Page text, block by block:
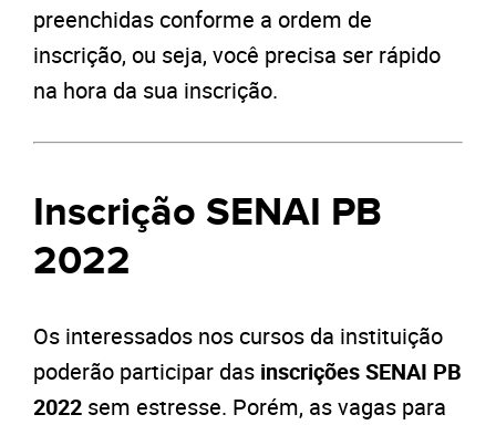
preenchidas conforme a ordem de
inscrição, ou seja, você precisa ser rápido
na hora da sua inscrição.
Inscrição SENAI PB
2022
Os interessados nos cursos da instituição
poderão participar das inscrições SENAI PB
2022 sem estresse. Porém, as vagas para